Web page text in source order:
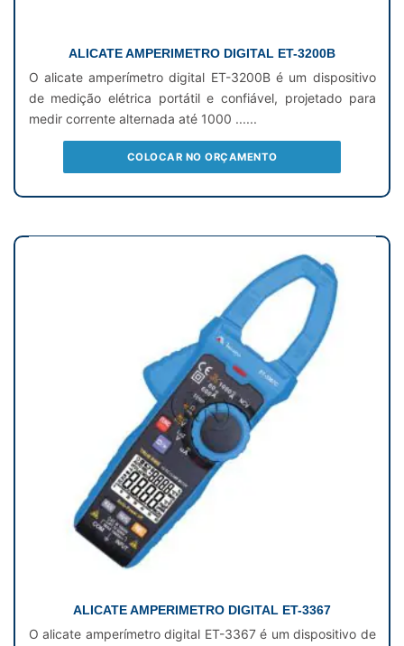
ALICATE AMPERIMETRO DIGITAL ET-3200B
O alicate amperímetro digital ET-3200B é um dispositivo
de medição elétrica portátil e confiável, projetado para
medir corrente alternada até 1000 ......
COLOCAR NO ORÇAMENTO
ALICATE AMPERIMETRO DIGITAL ET-3367
O alicate amperímetro digital ET-3367 é um dispositivo de